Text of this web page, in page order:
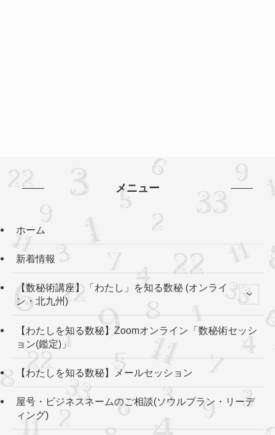
メニュー
ホーム
新着情報
【数秘術講座】「わたし」を知る数秘 (オンライ
ン・北九州)
【わたしを知る数秘】Zoomオンライン「数秘術セッシ
ョン(鑑定)」
【わたしを知る数秘】メールセッション
屋号・ビジネスネームのご相談(ソウルプラン・リーデ
ィング)